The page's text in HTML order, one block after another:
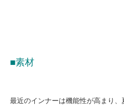
■素材
最近のインナーは機能性が高まり